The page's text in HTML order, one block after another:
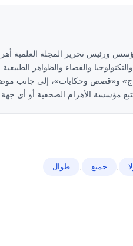
العلوم والتكنولوجيا والفضاء
و«قصص وحكايات»، إلى جانب
مؤسسة الأهرام الصحفية أو أي
جميع طوال